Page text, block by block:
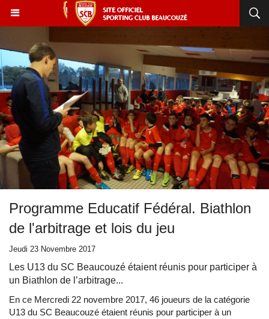
Programme Educatif Fédéral. Biathlon
de l'arbitrage et lois du jeu
Jeudi 23 Novembre 2017
Les U13 du SC Beaucouzé étaient réunis pour participer à
un Biathlon de l’arbitrage...
En ce Mercredi 22 novembre 2017, 46 joueurs de la catégorie
U13 du SC Beaucouzé étaient réunis pour participer à un